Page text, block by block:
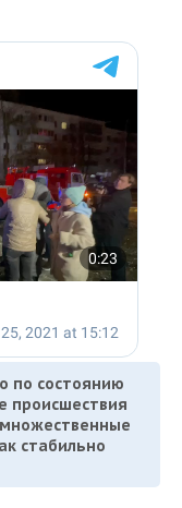
по состоянию
происшествия
множественные
стабильно